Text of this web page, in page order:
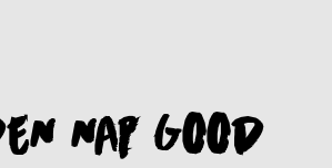
NAP GOOD